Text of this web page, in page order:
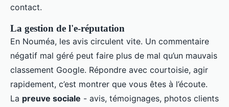
contact.
La gestion de l'e-réputation
En Nouméa, les avis circulent vite. Un commentaire
négatif mal géré peut faire plus de mal qu’un mauvais
classement Google. Répondre avec courtoisie, agir
rapidement, c’est montrer que vous êtes à l’écoute.
La preuve sociale - avis, témoignages, photos clients